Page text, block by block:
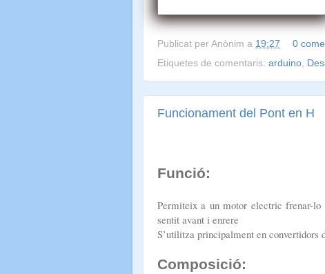
Publicat per Anònim a 19:27
0
Etiquetes de comentaris: arduino,
Funcionament del Pont en H
Funció:
Permiteix a un motor electric frenar-
sentit avant i enrere
S’utilitza principalment en
Composició: